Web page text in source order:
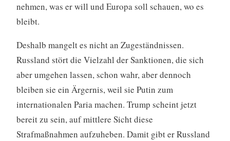
nehmen, was er will und Europa soll schauen, wo es
bleibt.
Deshalb mangelt es nicht an Zugeständnissen.
Russland stört die Vielzahl der Sanktionen, die sich
aber umgehen lassen, schon wahr, aber dennoch
bleiben sie ein Ärgernis, weil sie Putin zum
internationalen Paria machen. Trump scheint jetzt
bereit zu sein, auf mittlere Sicht diese
Strafmaßnahmen aufzuheben. Damit gibt er Russland